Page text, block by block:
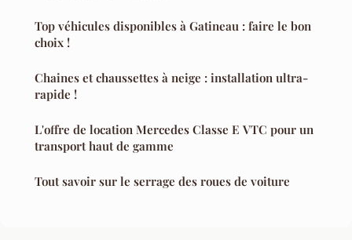
Top véhicules disponibles à Gatineau : faire le bon
choix !
Chaines et chaussettes à neige : installation ultra-
rapide !
L'offre de location Mercedes Classe E VTC pour un
transport haut de gamme
Tout savoir sur le serrage des roues de voiture